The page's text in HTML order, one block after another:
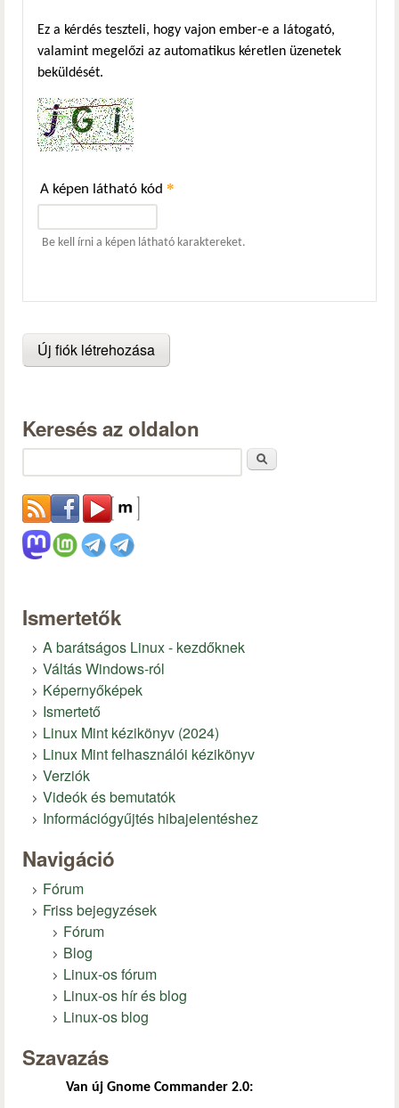
Ez a kérdés teszteli, hogy vajon ember-e a látogató,
valamint megelőzi az automatikus kéretlen üzenetek
beküldését.
A képen látható kód *
Be kell írni a képen látható karaktereket.
Keresés az oldalon
Ismertetők
A barátságos Linux - kezdőknek
Váltás Windows-ról
Képernyőképek
Ismertető
Linux Mint kézikönyv (2024)
Linux Mint felhasználói kézikönyv
Verziók
Videók és bemutatók
Információgyűjtés hibajelentéshez
Navigáció
Fórum
Friss bejegyzések
Fórum
Blog
Linux-os fórum
Linux-os hír és blog
Linux-os blog
Szavazás
Van új Gnome Commander 2.0: